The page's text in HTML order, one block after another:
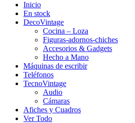
Inicio
En stock
DecoVintage
Cocina – Loza
Figuras-adornos-chiches
Accesorios & Gadgets
Hecho a Mano
Máquinas de escribir
Teléfonos
TecnoVintage
Audio
Cámaras
Afiches y Cuadros
Ver Todo